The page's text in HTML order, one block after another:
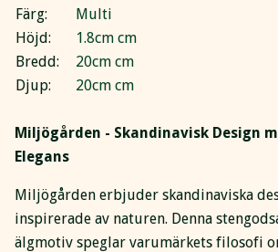
Färg:
Multi
Höjd:
1.8cm cm
Bredd:
20cm cm
Djup:
20cm cm
Miljögården - Skandinavisk Design
Elegans
Miljögården erbjuder skandinaviska
inspirerade av naturen. Denna
älgmotiv speglar varumärkets filosofi